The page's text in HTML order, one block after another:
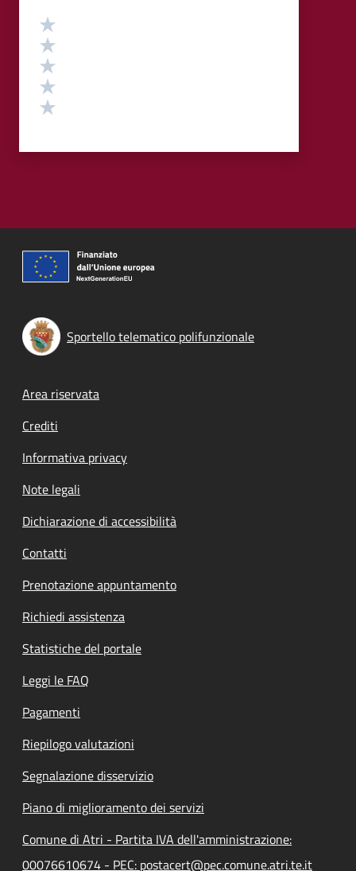
Valutazione
Sportello telematico polifunzionale
Footer menu
Area riservata
Crediti
Informativa privacy
Note legali
Dichiarazione di accessibilità
Contatti
Prenotazione appuntamento
Richiedi assistenza
Statistiche del portale
Leggi le FAQ
Pagamenti
Riepilogo valutazioni
Segnalazione disservizio
Piano di miglioramento dei servizi
Comune di Atri - Partita IVA dell'amministrazione:
00076610674 - PEC: postacert@pec.comune.atri.te.it